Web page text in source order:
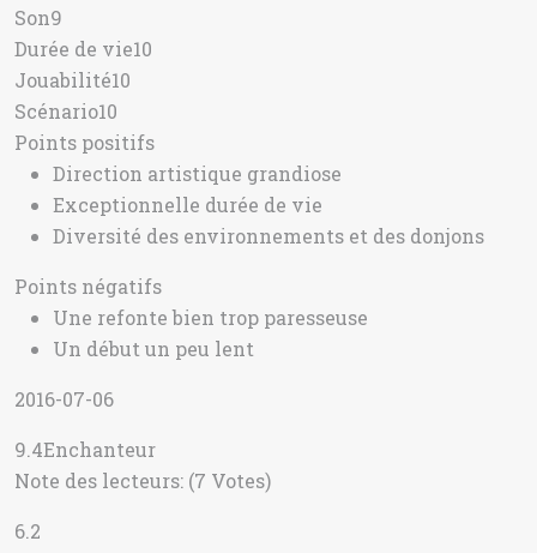
Son9
Durée de vie10
Jouabilité10
Scénario10
Points positifs
Direction artistique grandiose
Exceptionnelle durée de vie
Diversité des environnements et des donjons
Points négatifs
Une refonte bien trop paresseuse
Un début un peu lent
2016-07-06
9.4Enchanteur
Note des lecteurs: (7 Votes)
6.2